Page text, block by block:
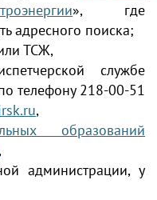
», где
адресного поиска;
ТСЖ,
службе
телефону 218-00-51
,
образований
,
администрации, у